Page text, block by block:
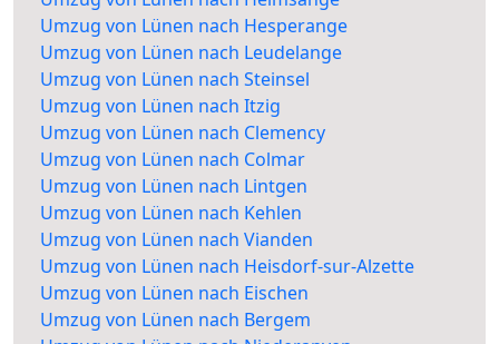
Umzug von Lünen nach Hesperange
Umzug von Lünen nach Leudelange
Umzug von Lünen nach Steinsel
Umzug von Lünen nach Itzig
Umzug von Lünen nach Clemency
Umzug von Lünen nach Colmar
Umzug von Lünen nach Lintgen
Umzug von Lünen nach Kehlen
Umzug von Lünen nach Vianden
Umzug von Lünen nach Heisdorf-sur-Alzette
Umzug von Lünen nach Eischen
Umzug von Lünen nach Bergem